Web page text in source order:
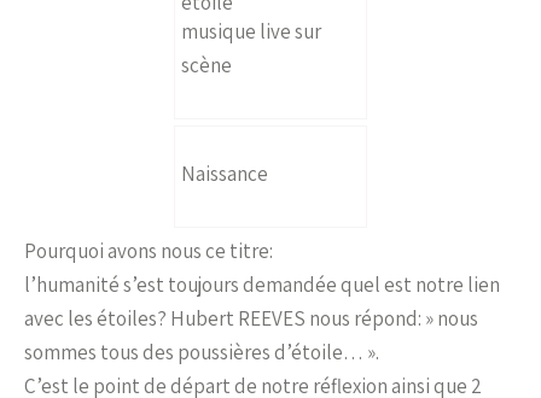
musique live sur
scène
Naissance
Pourquoi avons nous ce titre:
l’humanité s’est toujours demandée quel est notre lien
avec les étoiles? Hubert REEVES nous répond: » nous
sommes tous des poussières d’étoile… ».
C’est le point de départ de notre réflexion ainsi que 2